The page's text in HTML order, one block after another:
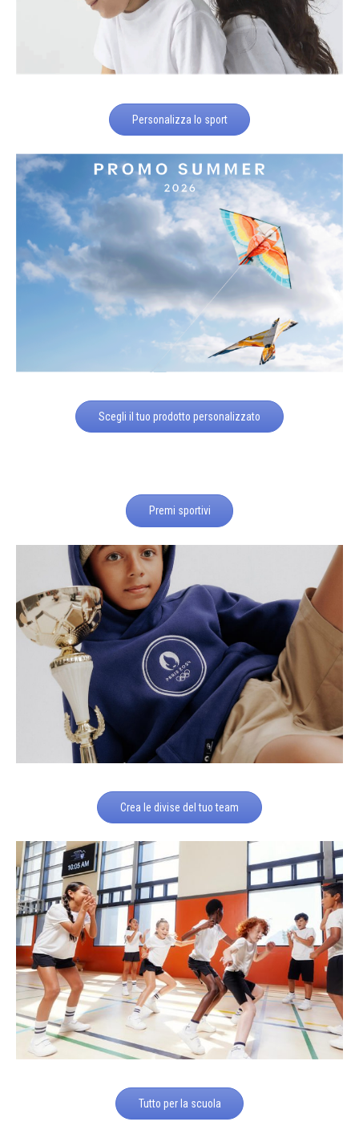
Personalizza lo sport
Scegli il tuo prodotto personalizzato
Premi sportivi
Crea le divise del tuo team
Tutto per la scuola